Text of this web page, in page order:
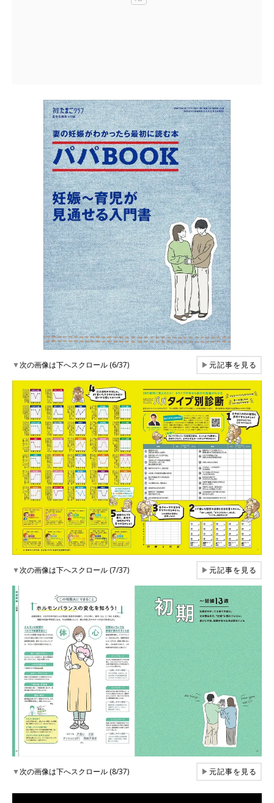
▼次の画像は下へスクロール (6/37) ▶元記事を見る
▼次の画像は下へスクロール (7/37) ▶元記事を見る
▼次の画像は下へスクロール (8/37) ▶元記事を見る